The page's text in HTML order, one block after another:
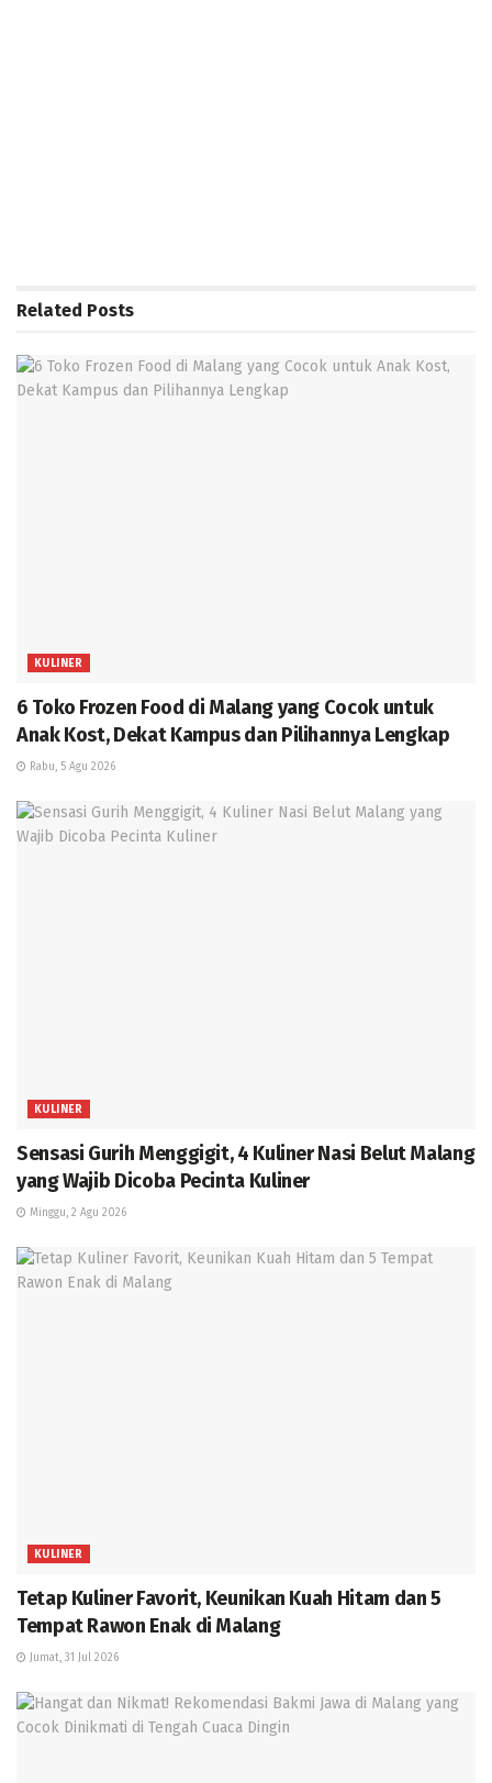
Related Posts
KULINER
6 Toko Frozen Food di Malang yang Cocok untuk
Anak Kost, Dekat Kampus dan Pilihannya Lengkap
Rabu, 5 Agu 2026
KULINER
Sensasi Gurih Menggigit, 4 Kuliner Nasi Belut Malang
yang Wajib Dicoba Pecinta Kuliner
Minggu, 2 Agu 2026
KULINER
Tetap Kuliner Favorit, Keunikan Kuah Hitam dan 5
Tempat Rawon Enak di Malang
Jumat, 31 Jul 2026